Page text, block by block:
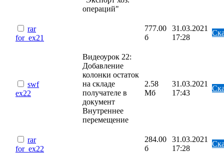
операций"
rar
for_ex21
777.00
б
31.03.2021
17:28
swf
ex22
Видеоурок 22:
Добавление
колонки остаток
на складе
получателе в
документ
Внутреннее
перемещение
2.58
Мб
31.03.2021
17:43
rar
for_ex22
284.00
б
31.03.2021
17:28